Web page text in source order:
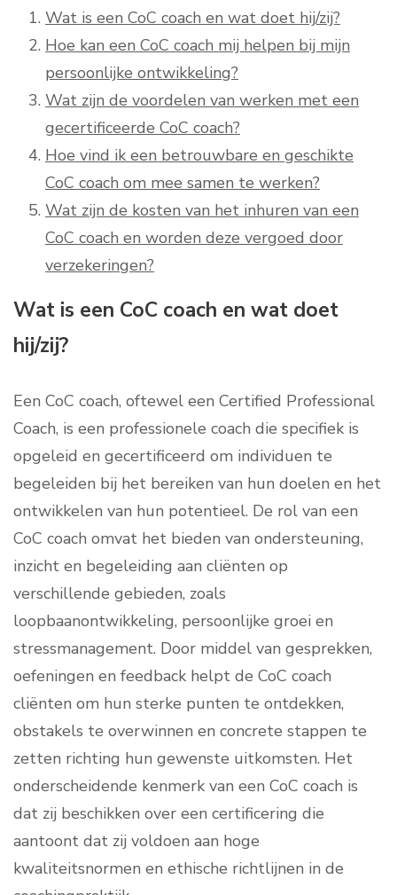
Wat is een CoC coach en wat doet hij/zij?
Hoe kan een CoC coach mij helpen bij mijn
persoonlijke ontwikkeling?
Wat zijn de voordelen van werken met een
gecertificeerde CoC coach?
Hoe vind ik een betrouwbare en geschikte
CoC coach om mee samen te werken?
Wat zijn de kosten van het inhuren van een
CoC coach en worden deze vergoed door
verzekeringen?
Wat is een CoC coach en wat doet
hij/zij?
Een CoC coach, oftewel een Certified Professional
Coach, is een professionele coach die specifiek is
opgeleid en gecertificeerd om individuen te
begeleiden bij het bereiken van hun doelen en het
ontwikkelen van hun potentieel. De rol van een
CoC coach omvat het bieden van ondersteuning,
inzicht en begeleiding aan cliënten op
verschillende gebieden, zoals
loopbaanontwikkeling, persoonlijke groei en
stressmanagement. Door middel van gesprekken,
oefeningen en feedback helpt de CoC coach
cliënten om hun sterke punten te ontdekken,
obstakels te overwinnen en concrete stappen te
zetten richting hun gewenste uitkomsten. Het
onderscheidende kenmerk van een CoC coach is
dat zij beschikken over een certificering die
aantoont dat zij voldoen aan hoge
kwaliteitsnormen en ethische richtlijnen in de